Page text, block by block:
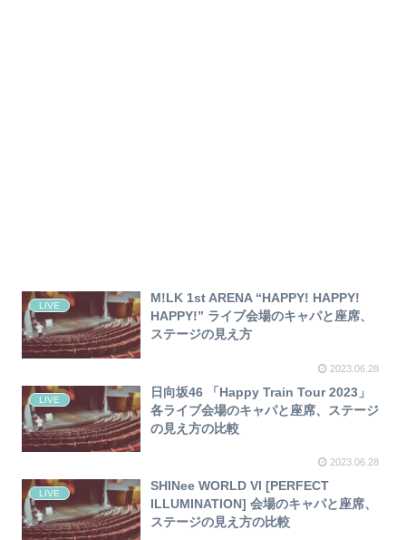
LIVE
M!LK 1st ARENA “HAPPY! HAPPY!
HAPPY!” ライブ会場のキャパと座席、
ステージの見え方
2023.06.28
LIVE
日向坂46 「Happy Train Tour 2023」
各ライブ会場のキャパと座席、ステージ
の見え方の比較
2023.06.28
LIVE
SHINee WORLD VI [PERFECT
ILLUMINATION] 会場のキャパと座席、
ステージの見え方の比較